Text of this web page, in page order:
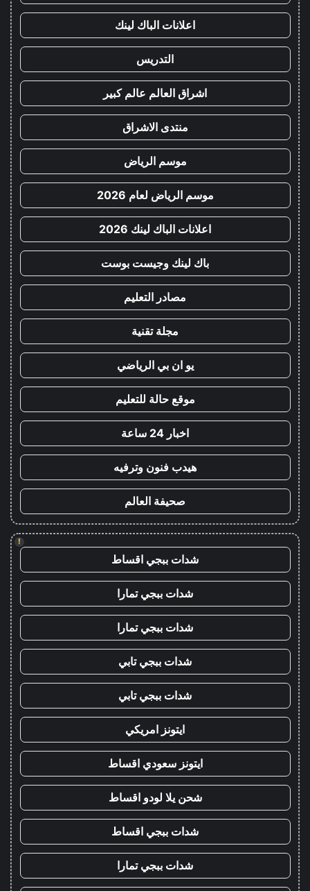
اعلانات الباك لينك
التدريس
اشراق العالم عالم كبير
منتدى الاشراق
موسم الرياض
موسم الرياض لعام 2026
اعلانات الباك لينك 2026
باك لينك وجيست بوست
مصادر التعليم
مجلة تقنية
يو ان بي الرياضي
موقع حالة للتعليم
اخبار 24 ساعة
هيدب فنون وترفيه
صحيفة العالم
!
شدات ببجي اقساط
شدات ببجي تمارا
شدات ببجي تمارا
شدات ببجي تابي
شدات ببجي تابي
ايتونز امريكي
ايتونز سعودي اقساط
شحن يلا لودو اقساط
شدات ببجي اقساط
شدات ببجي تمارا